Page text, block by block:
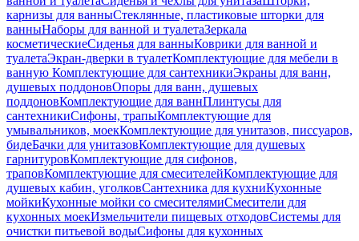
карнизы для ванныСтеклянные, пластиковые шторки для
ванныНаборы для ванной и туалетаЗеркала
косметическиеСиденья для ванныКоврики для ванной и
туалетаЭкран-дверки в туалетКомплектующие для мебели в
ванную Комплектующие для сантехникиЭкраны для ванн,
душевых поддоновОпоры для ванн, душевых
поддоновКомплектующие для ваннПлинтусы для
сантехникиСифоны, трапыКомплектующие для
умывальников, моекКомплектующие для унитазов, писсуаров,
бидеБачки для унитазовКомплектующие для душевых
гарнитуровКомплектующие для сифонов,
траповКомплектующие для смесителейКомплектующие для
душевых кабин, уголковСантехника для кухниКухонные
мойкиКухонные мойки со смесителямиСмесители для
кухонных моекИзмельчители пищевых отходовСистемы для
очистки питьевой водыСифоны для кухонных